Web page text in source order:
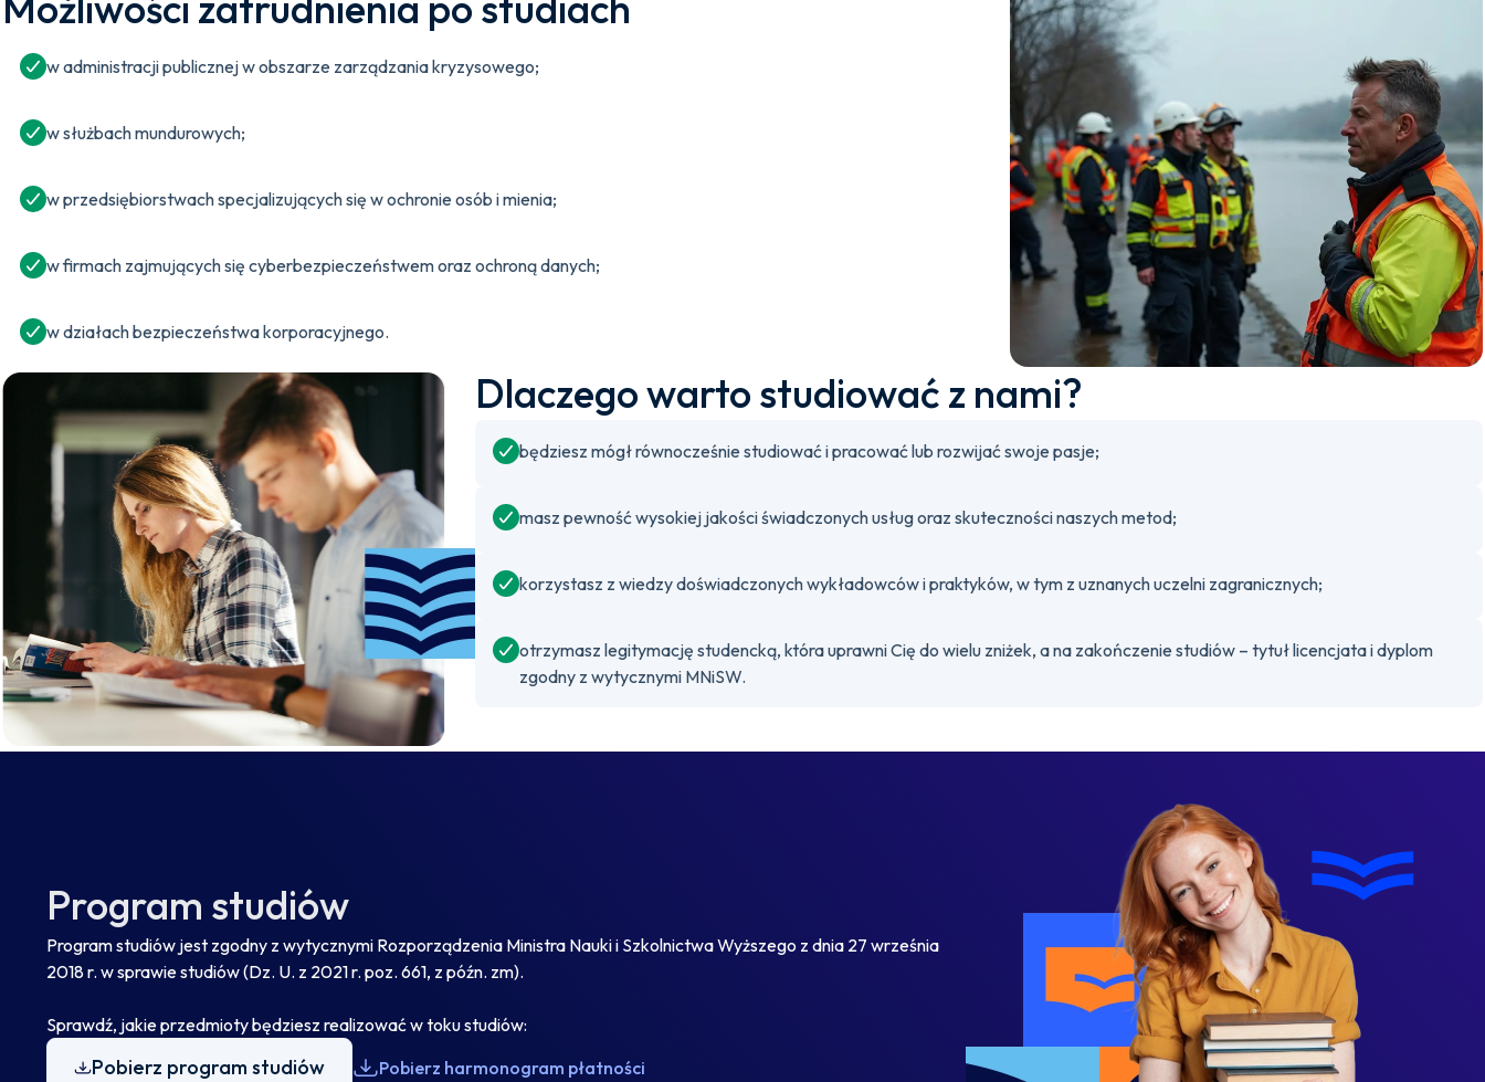
w administracji publicznej w obszarze zarządzania kryzysowego;
w służbach mundurowych;
w przedsiębiorstwach specjalizujących się w ochronie osób i mienia;
w firmach zajmujących się cyberbezpieczeństwem oraz ochroną danych;
w działach bezpieczeństwa korporacyjnego.
Dlaczego warto studiować z nami?
będziesz mógł równocześnie studiować i pracować lub rozwijać swoje pasje;
masz pewność wysokiej jakości świadczonych usług oraz skuteczności naszych metod;
korzystasz z wiedzy doświadczonych wykładowców i praktyków, w tym z uznanych uczelni zagranicznych;
otrzymasz legitymację studencką, która uprawni Cię do wielu zniżek, a na zakończenie studiów – tytuł licencjata i dyplom
zgodny z wytycznymi MNiSW.
Program studiów
Program studiów jest zgodny z wytycznymi Rozporządzenia Ministra Nauki i Szkolnictwa Wyższego z dnia 27 września
2018 r. w sprawie studiów (Dz. U. z 2021 r. poz. 661, z późn. zm).
Sprawdź, jakie przedmioty będziesz realizować w toku studiów:
Pobierz program studiów Pobierz harmonogram płatności